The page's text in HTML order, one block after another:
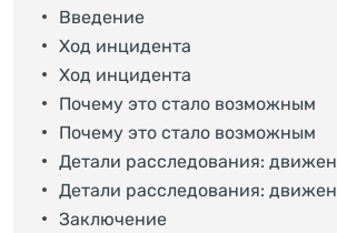
Введение
Ход инцидента
Ход инцидента
Почему это стало возможным
Почему это стало возможным
Детали расследования:
Детали расследования:
Заключение